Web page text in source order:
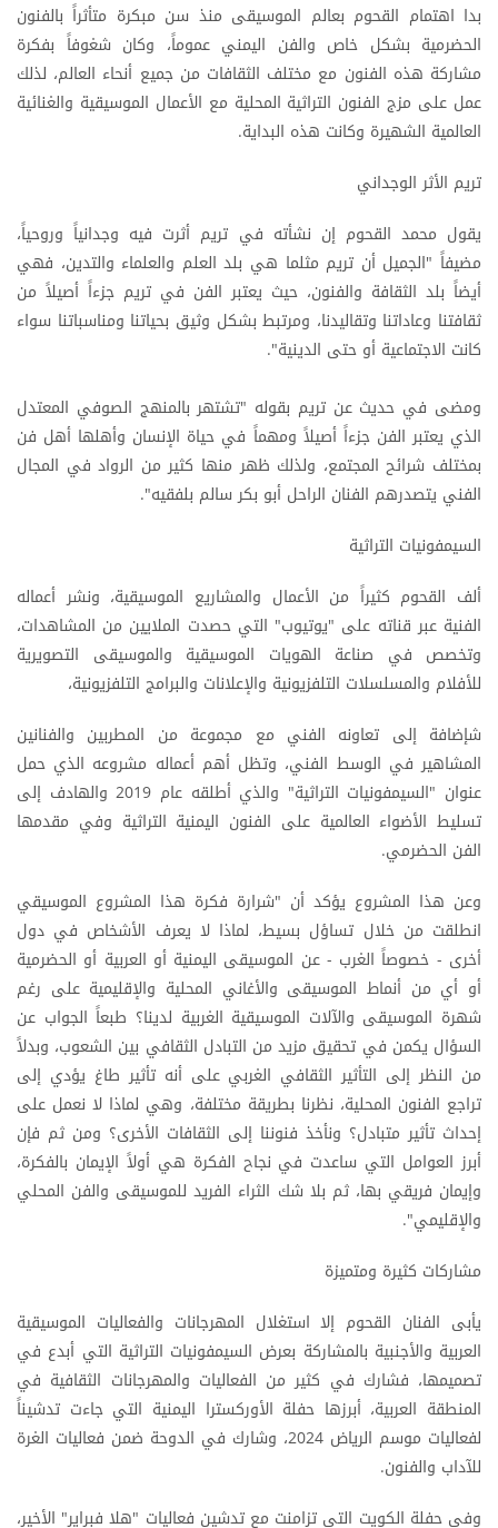
بدا اهتمام القحوم بعالم الموسيقى منذ سن مبكرة متأثراً بالفنون
الحضرمية بشكل خاص والفن اليمني عموماً، وكان شغوفاً بفكرة
مشاركة هذه الفنون مع مختلف الثقافات من جميع أنحاء العالم، لذلك
عمل على مزج الفنون التراثية المحلية مع الأعمال الموسيقية والغنائية
العالمية الشهيرة وكانت هذه البداية.
تريم الأثر الوجداني
يقول محمد القحوم إن نشأته في تريم أثرت فيه وجدانياً وروحياً،
مضيفاً "الجميل أن تريم مثلما هي بلد العلم والعلماء والتدين، فهي
أيضاً بلد الثقافة والفنون، حيث يعتبر الفن في تريم جزءاً أصيلاً من
ثقافتنا وعاداتنا وتقاليدنا، ومرتبط بشكل وثيق بحياتنا ومناسباتنا سواء
كانت الاجتماعية أو حتى الدينية".
ومضى في حديث عن تريم بقوله "تشتهر بالمنهج الصوفي المعتدل
الذي يعتبر الفن جزءاً أصيلاً ومهماً في حياة الإنسان وأهلها أهل فن
بمختلف شرائح المجتمع، ولذلك ظهر منها كثير من الرواد في المجال
الفني يتصدرهم الفنان الراحل أبو بكر سالم بلفقيه".
السيمفونيات التراثية
ألف القحوم كثيراً من الأعمال والمشاريع الموسيقية، ونشر أعماله
الفنية عبر قناته على "يوتيوب" التي حصدت الملايين من المشاهدات،
وتخصص في صناعة الهويات الموسيقية والموسيقى التصويرية
للأفلام والمسلسلات التلفزيونية والإعلانات والبرامج التلفزيونية،
شإضافة إلى تعاونه الفني مع مجموعة من المطربين والفنانين
المشاهير في الوسط الفني، وتظل أهم أعماله مشروعه الذي حمل
عنوان "السيمفونيات التراثية" والذي أطلقه عام 2019 والهادف إلى
تسليط الأضواء العالمية على الفنون اليمنية التراثية وفي مقدمها
الفن الحضرمي.
وعن هذا المشروع يؤكد أن "شرارة فكرة هذا المشروع الموسيقي
انطلقت من خلال تساؤل بسيط، لماذا لا يعرف الأشخاص في دول
أخرى - خصوصاً الغرب - عن الموسيقى اليمنية أو العربية أو الحضرمية
أو أي من أنماط الموسيقى والأغاني المحلية والإقليمية على رغم
شهرة الموسيقى والآلات الموسيقية الغربية لدينا؟ طبعاً الجواب عن
السؤال يكمن في تحقيق مزيد من التبادل الثقافي بين الشعوب، وبدلاً
من النظر إلى التأثير الثقافي الغربي على أنه تأثير طاغ يؤدي إلى
تراجع الفنون المحلية، نظرنا بطريقة مختلفة، وهي لماذا لا نعمل على
إحداث تأثير متبادل؟ ونأخذ فنوننا إلى الثقافات الأخرى؟ ومن ثم فإن
أبرز العوامل التي ساعدت في نجاح الفكرة هي أولاً الإيمان بالفكرة،
وإيمان فريقي بها، ثم بلا شك الثراء الفريد للموسيقى والفن المحلي
والإقليمي".
مشاركات كثيرة ومتميزة
يأبى الفنان القحوم إلا استغلال المهرجانات والفعاليات الموسيقية
العربية والأجنبية بالمشاركة بعرض السيمفونيات التراثية التي أبدع في
تصميمها، فشارك في كثير من الفعاليات والمهرجانات الثقافية في
المنطقة العربية، أبرزها حفلة الأوركسترا اليمنية التي جاءت تدشيناً
لفعاليات موسم الرياض 2024، وشارك في الدوحة ضمن فعاليات الغرة
للآداب والفنون.
وفي حفلة الكويت التي تزامنت مع تدشين فعاليات "هلا فبراير" الأخير،